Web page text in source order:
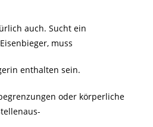
auch. Sucht ein
muss
enthalten sein.
oder körperliche